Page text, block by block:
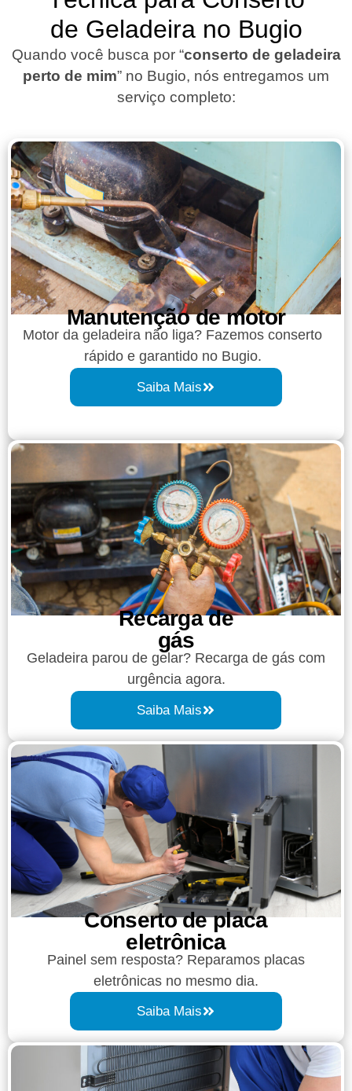
de Geladeira no Bugio
Quando você busca por “conserto de geladeira
perto de mim” no Bugio, nós entregamos um
serviço completo:
Manutenção de motor
Motor da geladeira não liga? Fazemos conserto
rápido e garantido no Bugio.
Saiba Mais
Recarga de
gás
Geladeira parou de gelar? Recarga de gás com
urgência agora.
Saiba Mais
Conserto de placa
eletrônica
Painel sem resposta? Reparamos placas
eletrônicas no mesmo dia.
Saiba Mais